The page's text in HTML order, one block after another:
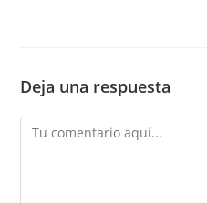
Deja una respuesta
Comentario